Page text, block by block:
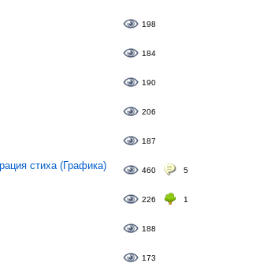
198
184
190
206
187
стиха (Графика) 460 5
226 1
188
173